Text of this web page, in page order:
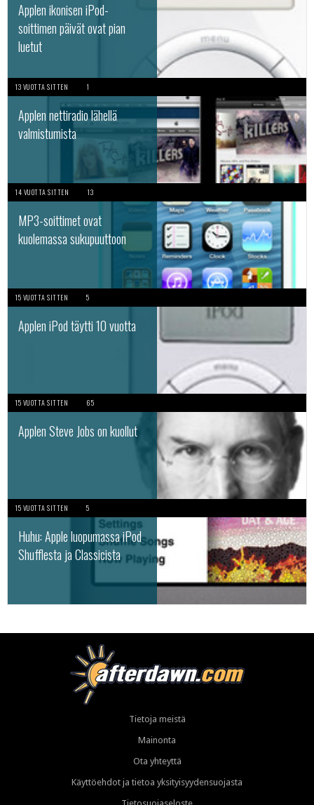
Applen ikonisen iPod-
soittimen päivät ovat pian
luetut
13 VUOTTA SITTEN 1
Applen nettiradio lähellä
valmistumista
14 VUOTTA SITTEN 13
MP3-soittimet ovat
kuolemassa sukupuuttoon
15 VUOTTA SITTEN 5
Applen iPod täytti 10 vuotta
15 VUOTTA SITTEN 65
Applen Steve Jobs on kuollut
15 VUOTTA SITTEN 5
Huhu: Apple luopumassa iPod
Shufflesta ja Classicista
Tietoja meistä
Mainonta
Ota yhteyttä
Käyttöehdot ja tietoa yksityisyydensuojasta